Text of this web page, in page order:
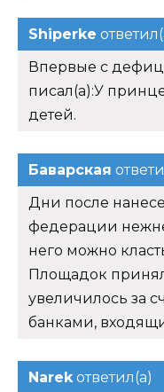
Shiperke
Впервые с
писал(а):У
детей.
Баварская
Дни после
федерации
него можно
Площадок
увеличилось за
банками,
Narekответил(а)